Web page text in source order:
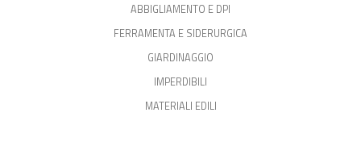
ABBIGLIAMENTO E DPI
FERRAMENTA E SIDERURGICA
GIARDINAGGIO
IMPERDIBILI
MATERIALI EDILI